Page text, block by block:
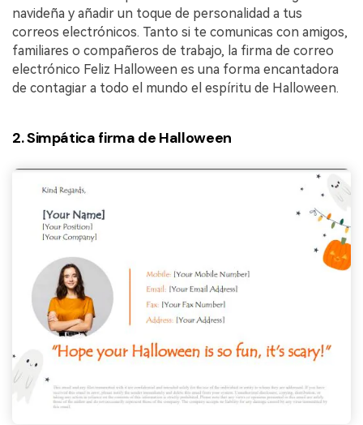
navideña y añadir un toque de personalidad a tus
correos electrónicos. Tanto si te comunicas con amigos,
familiares o compañeros de trabajo, la firma de correo
electrónico Feliz Halloween es una forma encantadora
de contagiar a todo el mundo el espíritu de Halloween.
2. Simpática firma de Halloween